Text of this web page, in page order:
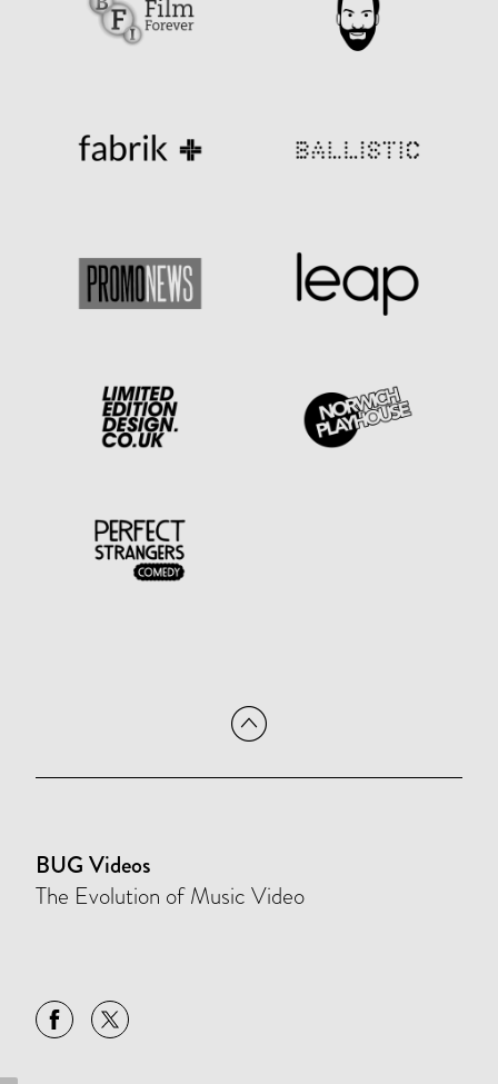
BUG Videos
The Evolution of Music Video